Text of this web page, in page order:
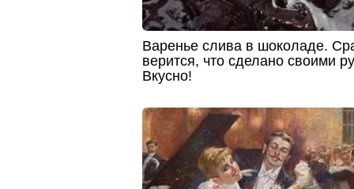
Варенье слива в шоколаде.
верится, что сделано своими
Вкусно!